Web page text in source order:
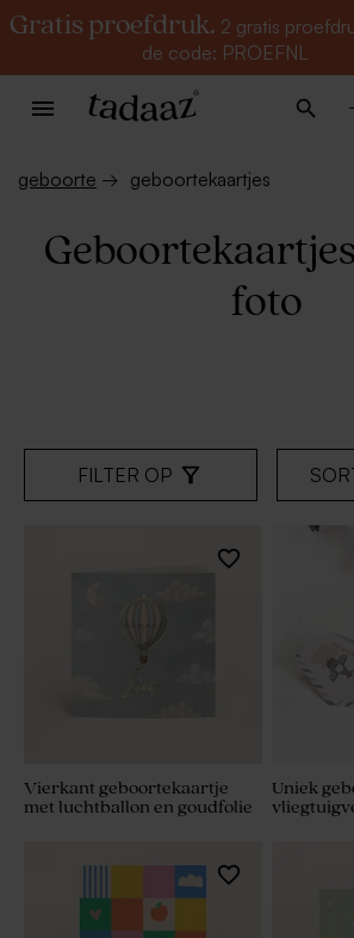
Gratis proefdruk. 2 gratis
de code: PROEFNL
geboorte → geboortekaartjes
foto
FILTER OP
Vierkant geboortekaartje
met luchtballon en goudfolie
Uniek